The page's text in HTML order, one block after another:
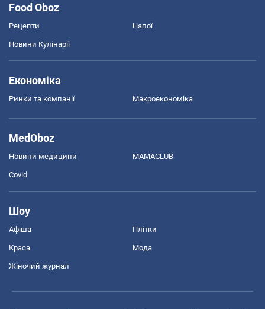
Food Oboz
Рецепти Напої
Новини Кулінарії
Економіка
Ринки та компанії Макроекономіка
MedOboz
Новини медицини MAMACLUB
Covid
Шоу
Афіша Плітки
Краса Мода
Жіночий журнал